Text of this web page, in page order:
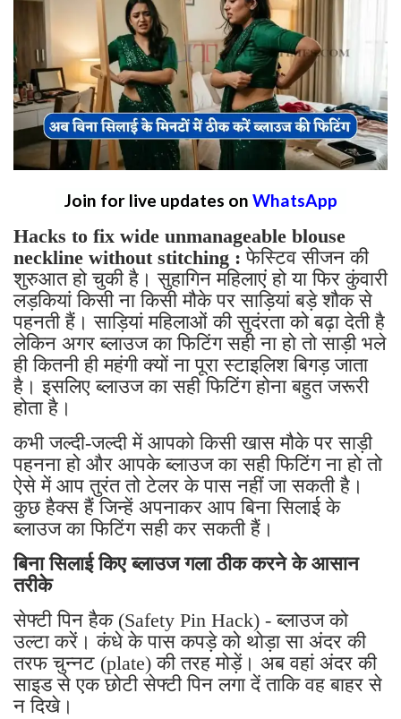
Join for live updates on WhatsApp
Hacks to fix wide unmanageable blouse
neckline without stitching :फेस्टिव सीजन की
शुरुआत हो चुकी है। सुहागिन महिलाएं हो या फिर कुंवारी
लड़कियां किसी ना किसी मौके पर साड़ियां बड़े शौक से
पहनती हैं। साड़ियां महिलाओं की सुदंरता को बढ़ा देती है
लेकिन अगर ब्लाउज का फिटिंग सही ना हो तो साड़ी भले
ही कितनी ही महंगी क्यों ना पूरा स्टाइलिश बिगड़ जाता
है। इसलिए ब्लाउज का सही फिटिंग होना बहुत जरूरी
होता है।
कभी जल्दी-जल्दी में आपको किसी खास मौके पर साड़ी
पहनना हो और आपके ब्लाउज का सही फिटिंग ना हो तो
ऐसे में आप तुरंत तो टेलर के पास नहीं जा सकती है।
कुछ हैक्स हैं जिन्हें अपनाकर आप बिना सिलाई के
ब्लाउज का फिटिंग सही कर सकती हैं।
बिना सिलाई किए ब्लाउज गला ठीक करने के आसान
तरीके
सेफ्टी पिन हैक (Safety Pin Hack) - ब्लाउज को
उल्टा करें। कंधे के पास कपड़े को थोड़ा सा अंदर की
तरफ चुन्नट (plate) की तरह मोड़ें। अब वहां अंदर की
साइड से एक छोटी सेफ्टी पिन लगा दें ताकि वह बाहर से
न दिखे।